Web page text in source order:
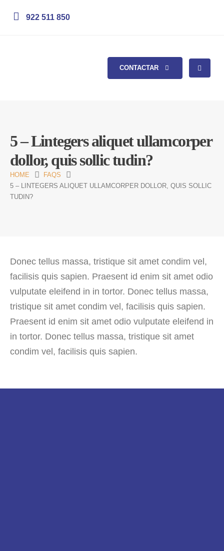
922 511 850
CONTACTAR
5 – Lintegers aliquet ullamcorper
dollor, quis sollic tudin?
HOME
FAQS
5 – LINTEGERS ALIQUET ULLAMCORPER DOLLOR, QUIS SOLLIC
TUDIN?
Donec tellus massa, tristique sit amet condim vel,
facilisis quis sapien. Praesent id enim sit amet odio
vulputate eleifend in in tortor. Donec tellus massa,
tristique sit amet condim vel, facilisis quis sapien.
Praesent id enim sit amet odio vulputate eleifend in
in tortor. Donec tellus massa, tristique sit amet
condim vel, facilisis quis sapien.